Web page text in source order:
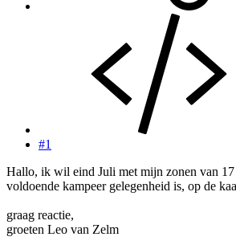
#1
Hallo, ik wil eind Juli met mijn zonen van 17
voldoende kampeer gelegenheid is, op de
graag reactie,
groeten Leo van Zelm